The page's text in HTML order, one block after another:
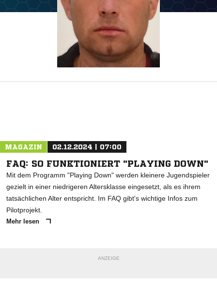
MAGAZIN 02.12.2024 | 07:00
FAQ: SO FUNKTIONIERT "PLAYING DOWN"
Mit dem Programm "Playing Down" werden kleinere Jugendspieler
gezielt in einer niedrigeren Altersklasse eingesetzt, als es ihrem
tatsächlichen Alter entspricht. Im FAQ gibt's wichtige Infos zum
Pilotprojekt.
Mehr lesen
ANZEIGE